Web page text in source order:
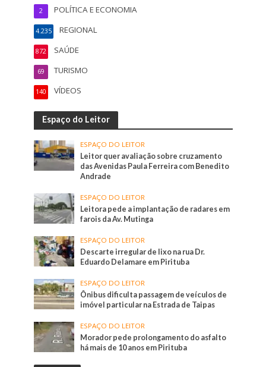
POLÍTICA E ECONOMIA
2
REGIONAL
4.235
SAÚDE
872
TURISMO
69
VÍDEOS
140
Espaço do Leitor
ESPAÇO DO LEITOR
Leitor quer avaliação sobre cruzamento
das Avenidas Paula Ferreira com Benedito
Andrade
ESPAÇO DO LEITOR
Leitora pede a implantação de radares em
farois da Av. Mutinga
ESPAÇO DO LEITOR
Descarte irregular de lixo na rua Dr.
Eduardo Delamare em Pirituba
ESPAÇO DO LEITOR
Ônibus dificulta passagem de veículos de
imóvel particular na Estrada de Taipas
ESPAÇO DO LEITOR
Morador pede prolongamento do asfalto
há mais de 10 anos em Pirituba